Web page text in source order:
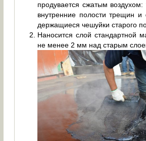
продувается сжатым
внутренние полости трещин и
держащиеся чешуйки старого
Наносится слой стандартной
не менее 2 мм над старым